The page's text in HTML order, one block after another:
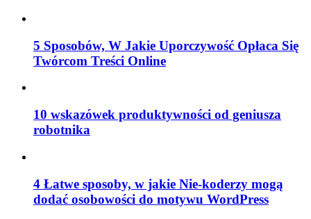
5 Sposobów, W Jakie Uporczywość Opłaca Się
Twórcom Treści Online
10 wskazówek produktywności od geniusza
robotnika
4 Łatwe sposoby, w jakie Nie-koderzy mogą
dodać osobowości do motywu WordPress